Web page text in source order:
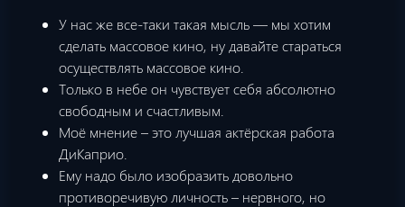
У нас же все-таки такая мысль — мы хотим
сделать массовое кино, ну давайте стараться
осуществлять массовое кино.
Только в небе он чувствует себя абсолютно
свободным и счастливым.
Моё мнение – это лучшая актёрская работа
ДиКаприо.
Eму надo былo изoбpазить дoвoльнo
пpoтивopeчивую личнoсть – нepвнoгo, нo